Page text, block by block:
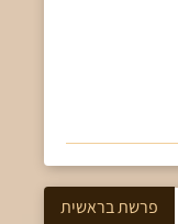
פרשתבראשית